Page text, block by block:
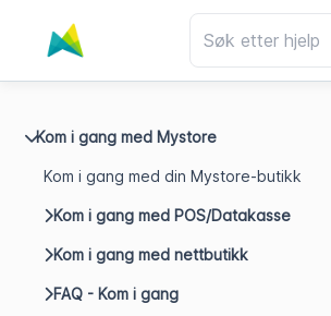
Kom i gang med Mystore
Kom i gang med din Mystore-butikk
Kom i gang med POS/Datakasse
Kom i gang med nettbutikk
FAQ - Kom i gang